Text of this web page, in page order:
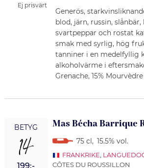
Ej prisvärt
Generös,
blod, järn, russin,
svartpeppar och rostat
smak med syrlig, hög
tanniner i en medelfyllig
alkoholvärme i
Grenache, 15% Mourvèdre
BETYG
14
199:-
Mas Bécha Barrique
75 cl , 15.5% vol.
FRANKRIKE,
CÔTES DU ROUSSILLON